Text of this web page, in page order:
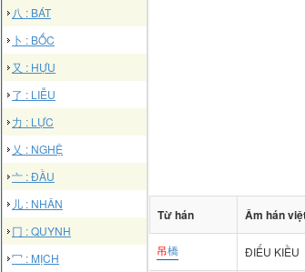
八 : BÁT
卜 : BỐC
又 : HỰU
了 : LIỄU
力 : LỰC
乂 : NGHỆ
亠 : ĐẦU
儿 : NHÂN
冂 : QUYNH
冖 : MỊCH
Từ hán Âm hán
吊橋 ĐIẾU KIỀU